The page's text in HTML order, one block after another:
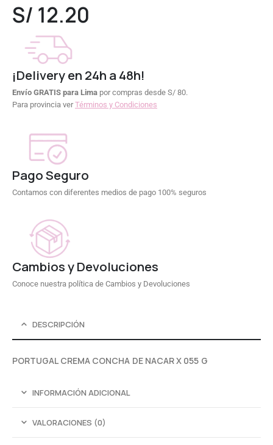
S/ 12.20
¡Delivery en 24h a 48h!
Envío GRATIS para Lima por compras desde S/ 80.
Para provincia verTérminos y Condiciones
Pago Seguro
Contamos con diferentes medios de pago 100% seguros
Cambios y Devoluciones
Conoce nuestra política de Cambios y Devoluciones
DESCRIPCIÓN
PORTUGAL CREMA CONCHA DE NACAR X 055 G
INFORMACIÓN ADICIONAL
VALORACIONES (0)